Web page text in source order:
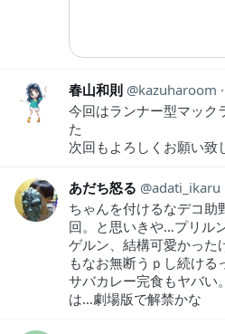
春山和則 kazuharoom
今回はランナー型マック
た
次回もよろしくお願い致
あだち怒る adati_ikaru
ちゃんを付けるなデコ助
回。と思いきや…プリル
ゲルン、結構可愛かった
もなお無断うｐし続ける
サバカレー完食もヤバい
は…劇場版で解禁かな